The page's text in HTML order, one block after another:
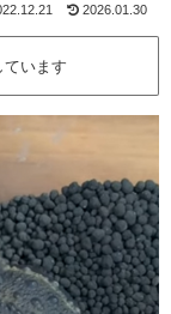
2026.01.30
ています